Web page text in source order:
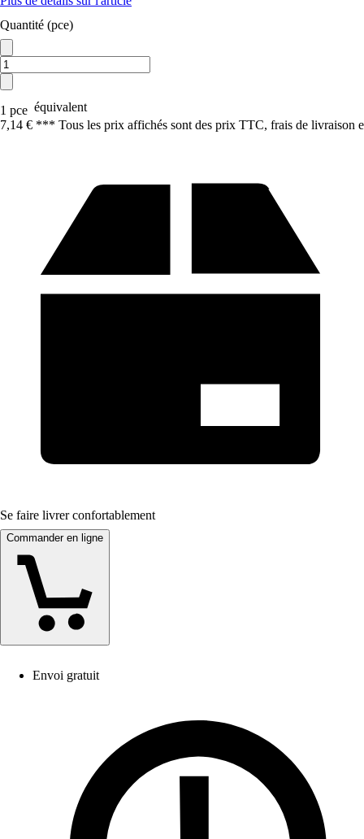
Quantité (pce)
1 pce équivalent
7,14 € *** Tous les prix affichés sont des prix TTC, frais de livraison
Se faire livrer confortablement
Commander en ligne
Envoi gratuit